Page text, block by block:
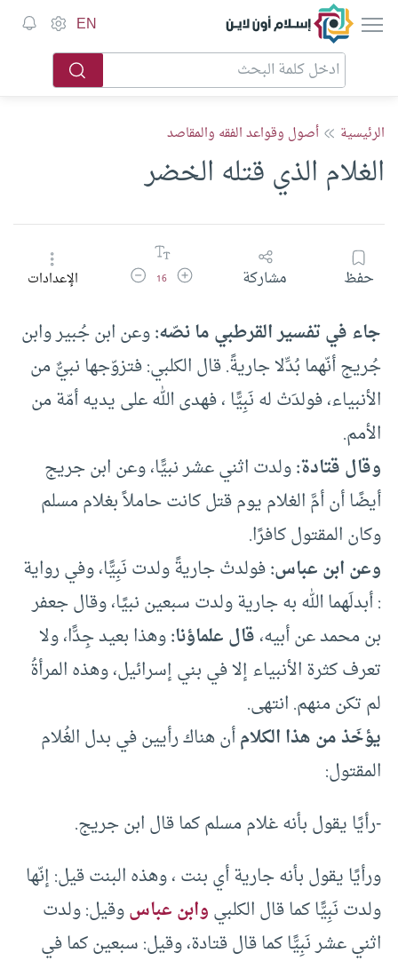
إسلام أون لاين EN
الرئيسية أصول وقواعد الفقه والمقاصد
الغلام الذي قتله الخضر
حفظ مشاركة زيادة حجم الخط
16 تقليل حجم الخطالإعدادات
جاء في تفسير القرطبي ما نصّه:وعن ابن جُبير وابن
جُريج أنّهما بُدِّلا جاريةً. قال الكلبي: فتزوّجها نبيٌّ من
الأنبياء، فولدَتْ له نَبِيًّا ، فهدى الله على يديه أمّة من
الأمم.
وقال قتادة:ولدت اثني عشر نبيًّا، وعن ابن جريج
أيضًا أن أمَّ الغلام يوم قتل كانت حاملاً بغلام مسلم
وكان المقتول كافرًا.
وعن ابن عباس:فولدتْ جاريةً ولدت نَبِيًّا، وفي رواية
: أبدلَهما الله به جارية ولدت سبعين نبيًا، وقال جعفر
بن محمد عن أبيه،قال علماؤنا:وهذا بعيد جِدًّا، ولا
تعرف كثرة الأنبياء إلا في بني إسرائيل، وهذه المرأةُ
لم تكن منهم. انتهى.
يؤخَذ من هذا الكلامأن هناك رأيين في بدل الغُلام
المقتول:
-رأيًا يقول بأنه غلام مسلم كما قال ابن جريج.
ورأيًا يقول بأنه جارية أي بنت ، وهذه البنت قيل: إنّها
ولدت نَبِيًّا كما قال الكلبيوابن عباسوقيل: ولدت
اثني عشر نَبِيًّا كما قال قتادة، وقيل: سبعين كما في